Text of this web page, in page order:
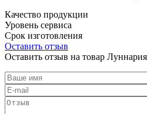
Качество продукции
Уровень сервиса
Срок изготовления
Оставить отзыв
Оставить отзыв на товар Луннария